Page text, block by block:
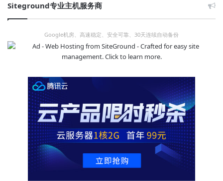
Siteground专业主机服务商
Google机房、高速稳定、安全可靠、30天连续自动备份